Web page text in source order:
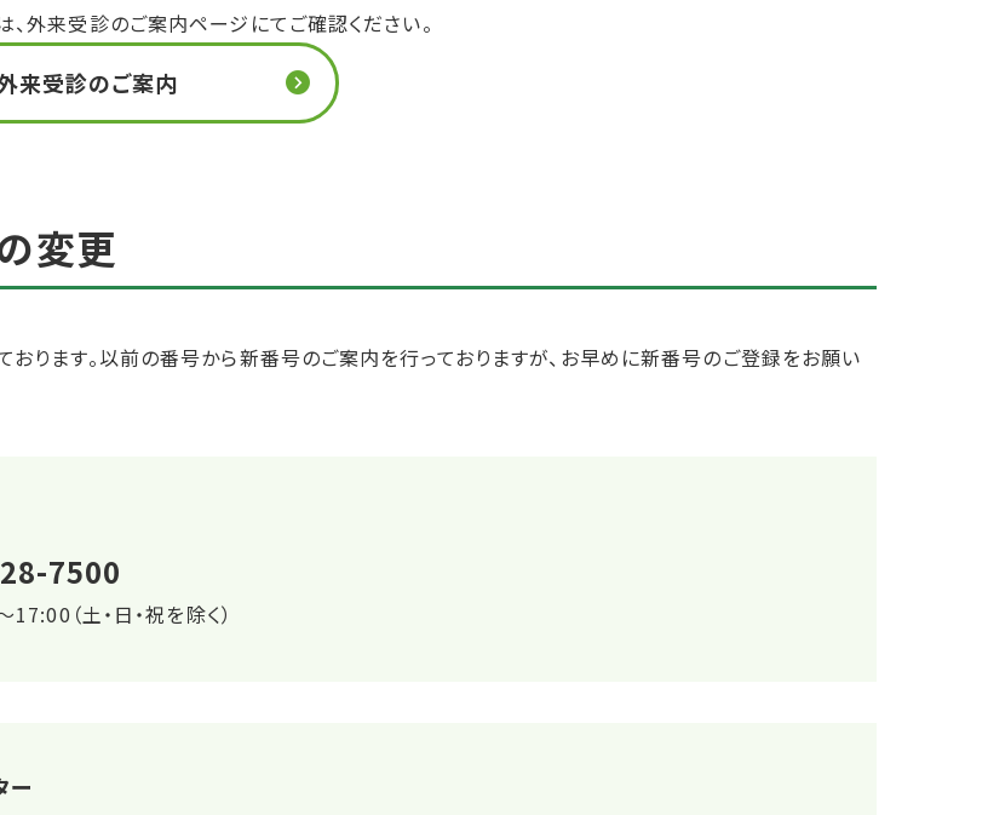
外来受診のご案内ページにてご確認ください。
来受診のご案内
変更
おります。以前の番号から新番号のご案内を行っておりますが、お早めに新番号のご登録をお願い
7500
（土・日・祝を除く）
ー